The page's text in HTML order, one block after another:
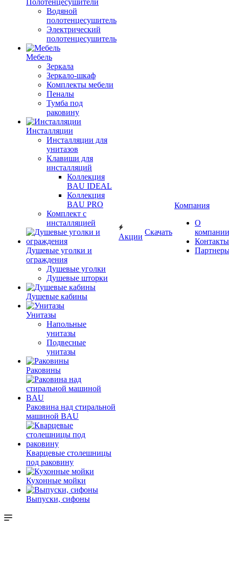
Полотенцесушители
Водяной
полотенцесушитель
Электрический
полотенцесушитель
Мебель
Зеркала
Зеркало-шкаф
Комплекты мебели
Пеналы
Тумба под
раковину
Инсталляции
Инсталляции для
унитазов
Клавиши для
инсталляций
Коллекция
BAU IDEAL
Коллекция
BAU PRO
Комплект с
инсталляцией
Душевые уголки и
ограждения
Душевые уголки
Душевые шторки
Душевые кабины
Унитазы
Напольные
унитазы
Подвесные
унитазы
Раковины
Раковина над стиральной
машиной BAU
Кварцевые столешницы
под раковину
Кухонные мойки
Выпуски, сифоны
Акции
Скачать
Компания
О
компании
Контакты